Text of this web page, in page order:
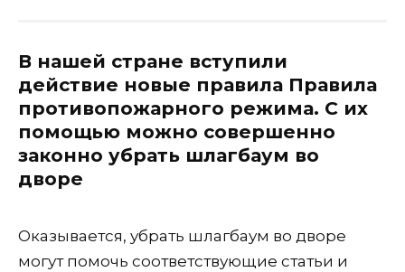
В нашей стране вступили
действие новые правила Правила
противопожарного режима. С их
помощью можно совершенно
законно убрать шлагбаум во
дворе
Оказывается, убрать шлагбаум во дворе
могут помочь соответствующие статьи и